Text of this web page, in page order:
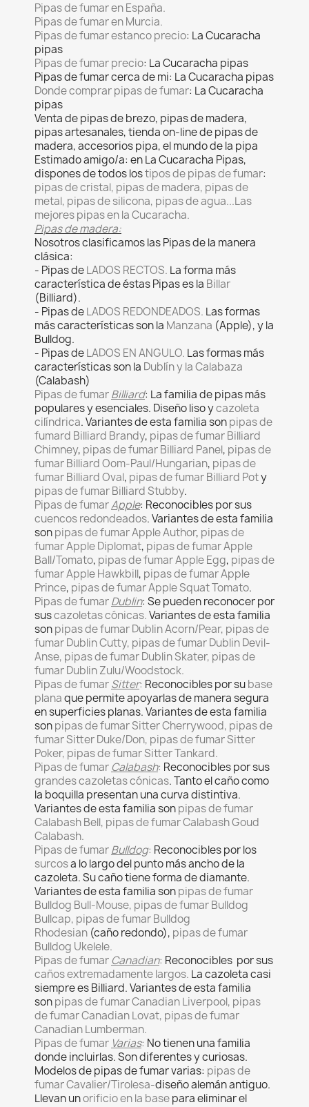
Pipas de fumar en España.
Pipas de fumar en Murcia.
Pipas de fumar estanco precio: La Cucaracha
pipas
Pipas de fumar precio: La Cucaracha pipas
Pipas de fumar cerca de mi: La Cucaracha pipas
Donde comprar pipas de fumar: La Cucaracha
pipas
Venta de pipas de brezo, pipas de madera,
pipas artesanales, tienda on-line de pipas de
madera, accesorios pipa, el mundo de la pipa
Estimado amigo/a: en La Cucaracha Pipas,
dispones de todos lostipos de pipas de fumar:
pipas de cristal, pipas de madera, pipas de
metal, pipas de silicona, pipas de agua...Las
mejores pipas en la Cucaracha.
Pipas de madera:
Nosotros clasificamos las Pipas de la manera
clásica:
- Pipas deLADOS RECTOS. La forma más
característica de éstas Pipas es la Billar
(Billiard).
- Pipas deLADOS REDONDEADOS. Las formas
más características son la Manzana (Apple), y la
Bulldog.
- Pipas deLADOS EN ANGULO. Las formas más
características son la Dublín y la Calabaza
(Calabash)
Pipas de fumarBilliard: La familia de pipas más
populares y esenciales. Diseño liso ycazoleta
cilíndrica. Variantes de esta familia sonpipas de
fumard Billiard Brandy, pipas de fumar Billiard
Chimney, pipas de fumar Billiard Panel, pipas de
fumar Billiard Oom-Paul/Hungarian, pipas de
fumar Billiard Oval, pipas de fumar Billiard Poty
pipas de fumar Billiard Stubby.
Pipas de fumarApple: Reconocibles por sus
cuencos redondeados. Variantes de esta familia
sonpipas de fumar Apple Author, pipas de
fumar Apple Diplomat, pipas de fumar Apple
Ball/Tomato, pipas de fumar Apple Egg, pipas de
fumar Apple Hawkbill, pipas de fumar Apple
Prince, pipas de fumar Apple Squat Tomato.
Pipas de fumarDublin: Se pueden reconocer por
suscazoletas cónicas.Variantes de esta familia
sonpipas de fumar Dublin Acorn/Pear, pipas de
fumar Dublin Cutty, pipas de fumar Dublin Devil-
Anse, pipas de fumar Dublin Skater, pipas de
fumar Dublin Zulu/Woodstock.
Pipas de fumarSitter: Reconocibles por subase
planaque permite apoyarlas de manera segura
en superficies planas. Variantes de esta familia
sonpipas de fumar Sitter Cherrywood, pipas de
fumar Sitter Duke/Don, pipas de fumar Sitter
Poker, pipas de fumar Sitter Tankard.
Pipas de fumar Calabash: Reconocibles por sus
grandes cazoletas cónicas. Tanto el caño como
la boquilla presentan una curva distintiva.
Variantes de esta familia sonpipas de fumar
Calabash Bell, pipas de fumar Calabash Goud
Calabash.
Pipas de fumarBulldog: Reconocibles por los
surcosa lo largo del punto más ancho de la
cazoleta. Su caño tiene forma de diamante.
Variantes de esta familia sonpipas de fumar
Bulldog Bull-Mouse, pipas de fumar Bulldog
Bullcap, pipas de fumar Bulldog
Rhodesian (caño redondo), pipas de fumar
Bulldog Ukelele.
Pipas de fumar Canadian: Reconocibles por sus
caños extremadamente largos. La cazoleta casi
siempre es Billiard. Variantes de esta familia
sonpipas de fumar Canadian Liverpool, pipas
de fumar Canadian Lovat, pipas de fumar
Canadian Lumberman.
Pipas de fumar Varias: No tienen una familia
donde incluirlas. Son diferentes y curiosas.
Modelos de pipas de fumar varias: pipas de
fumar Cavalier/Tirolesa-diseño alemán antiguo.
Llevan unorificio en la basepara eliminar el